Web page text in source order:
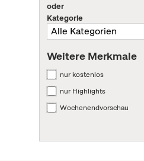
oder
Kategorie
Weitere Merkmale
nur kostenlos
nur Highlights
Wochenendvorschau